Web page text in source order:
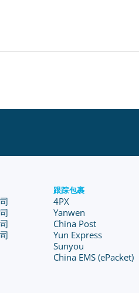
跟踪包裹
4PX
Yanwen
China Post
Yun Express
Sunyou
China EMS (ePacket)